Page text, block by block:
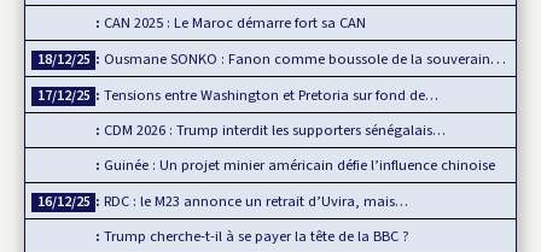
CAN 2025 : Le Maroc démarre fort sa CAN
18/12/25 Ousmane SONKO : Fanon comme boussole de la souveraineté…
17/12/25
Tensions entre Washington et Pretoria sur fond de…
CDM 2026 : Trump interdit les supporters sénégalais…
Guinée : Un projet minier américain défie l’influence chinoise
16/12/25
RDC : le M23 annonce un retrait d’Uvira, mais…
Trump cherche-t-il à se payer la tête de la BBC ?